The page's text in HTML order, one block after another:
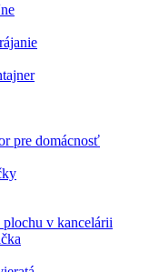
pre domácnosť
v kancelárii